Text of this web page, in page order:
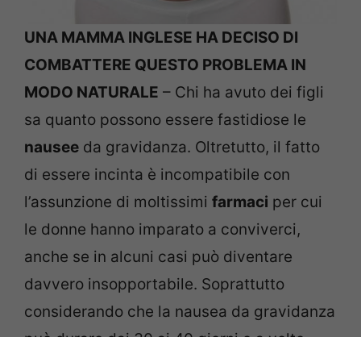
UNA MAMMA INGLESE HA DECISO DI
COMBATTERE QUESTO PROBLEMA IN
MODO NATURALE – Chi ha avuto dei figli
sa quanto possono essere fastidiose le
nausee da gravidanza. Oltretutto, il fatto
di essere incinta è incompatibile con
l’assunzione di moltissimi farmaci per cui
le donne hanno imparato a conviverci,
anche se in alcuni casi può diventare
davvero insopportabile. Soprattutto
considerando che la nausea da gravidanza